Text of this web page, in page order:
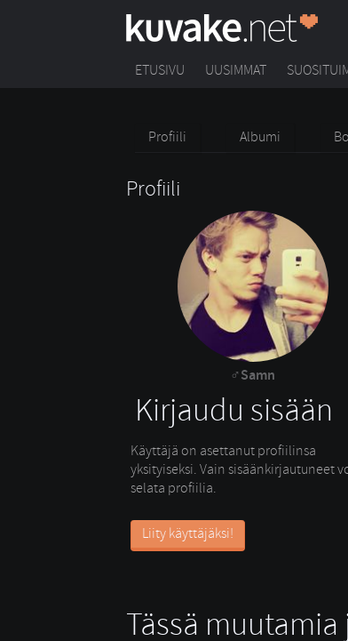
ETUSIVU UUSIMMAT
Profiili Albumi
Profiili
Samn
Kirjaudu sisään
Käyttäjä on asettanut profiilinsa
yksityiseksi. Vain sisäänkirjautuneet
selata profiilia.
Liity käyttäjäksi!
Tässä